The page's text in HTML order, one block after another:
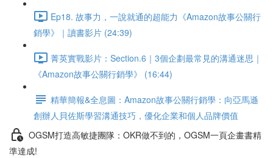
Ep18. 故事力，一說就通的超能力《Amazon故事公關行
銷學》｜讀書影片 (24:39)
菁英實戰影片：Section.6｜3個企劃最常見的溝通迷思｜
《Amazon故事公關行銷學》 (16:44)
精華簡報&全息圖：Amazon故事公關行銷學：向亞馬遜
創辦人貝佐斯學習溝通技巧，優化企業和個人品牌價值
OGSM打造高敏捷團隊：OKR做不到的，OGSM一頁企畫書精
準達成!